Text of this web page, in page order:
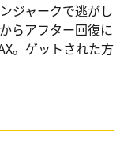
ジャークで逃がし
らアフター回復に
。ゲットされた方